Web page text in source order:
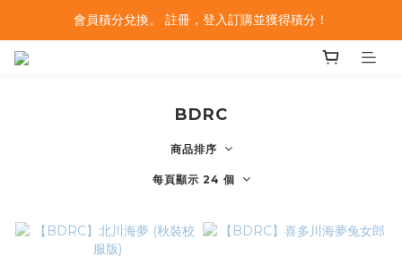
會員積分兌換。 註冊，登入訂購並獲得積分！
BDRC
商品排序
每頁顯示 24 個